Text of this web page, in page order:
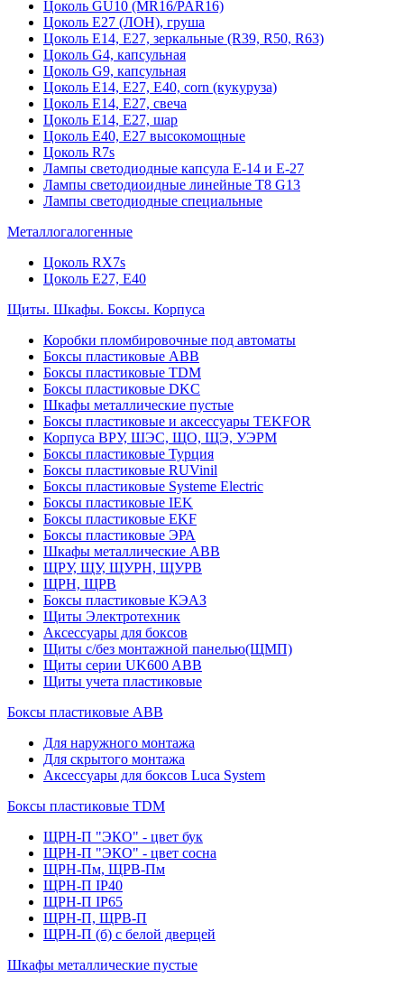
Цоколь GU10 (MR16/PAR16)
Цоколь Е27 (ЛОН), груша
Цоколь Е14, Е27, зеркальные (R39, R50, R63)
Цоколь G4, капсульная
Цоколь G9, капсульная
Цоколь Е14, Е27, Е40, corn (кукуруза)
Цоколь Е14, Е27, свеча
Цоколь Е14, Е27, шар
Цоколь Е40, Е27 высокомощные
Цоколь R7s
Лампы светодиодные капсула Е-14 и Е-27
Лампы светодиоидные линейные T8 G13
Лампы светодиодные специальные
Металлогалогенные
Цоколь RX7s
Цоколь Е27, E40
Щиты. Шкафы. Боксы. Корпуса
Коробки пломбировочные под автоматы
Боксы пластиковые ABB
Боксы пластиковые TDM
Боксы пластиковые DKC
Шкафы металлические пустые
Боксы пластиковые и аксессуары TEKFOR
Корпуса ВРУ, ШЭС, ЩО, ЩЭ, УЭРМ
Боксы пластиковые Турция
Боксы пластиковые RUVinil
Боксы пластиковые Systeme Electric
Боксы пластиковые IEK
Боксы пластиковые EKF
Боксы пластиковые ЭРА
Шкафы металлические ABB
ЩРУ, ЩУ, ЩУРН, ЩУРВ
ЩРН, ЩРВ
Боксы пластиковые КЭАЗ
Щиты Электротехник
Аксессуары для боксов
Щиты с/без монтажной панелью(ЩМП)
Щиты серии UK600 ABB
Щиты учета пластиковые
Боксы пластиковые ABB
Для наружного монтажа
Для скрытого монтажа
Аксессуары для боксов Luca System
Боксы пластиковые TDM
ЩРН-П "ЭКО" - цвет бук
ЩРН-П "ЭКО" - цвет сосна
ЩРН-Пм, ЩРВ-Пм
ЩРН-П IP40
ЩРН-П IP65
ЩРН-П, ЩРВ-П
ЩРН-П (б) с белой дверцей
Шкафы металлические пустые